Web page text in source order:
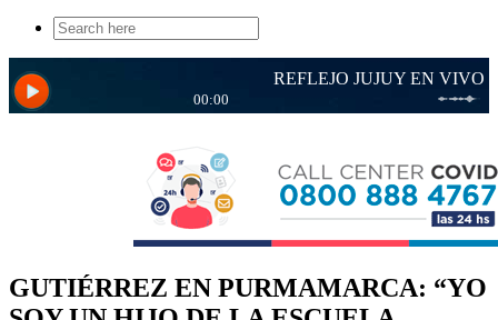
Search
for:
GUTIÉRREZ EN PURMAMARCA: “YO